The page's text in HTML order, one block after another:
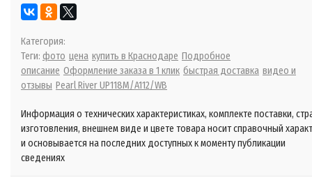
Категория:
Теги: фото цена купить в Краснодаре Подробное
описание Оформление заказа в 1 клик быстрая доставка видео и
отзывы Pearl River UP118M/A112/WB
Информация о технических характеристиках, комплекте поставки,
изготовления, внешнем виде и цвете товара носит справочный
и основывается на последних доступных к моменту публикации
сведениях